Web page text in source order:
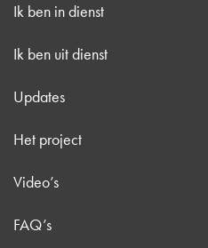
Ik ben in dienst
Ik ben uit dienst
Updates
Het project
Video’s
FAQ’s